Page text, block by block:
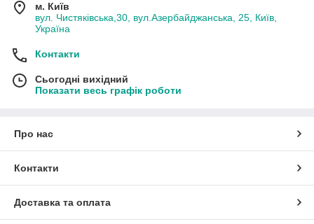
м. Київ
вул. Чистяківська,30, вул.Азербайджанська, 25, Київ,
Україна
Контакти
Сьогодні вихідний
Показати весь графік роботи
Про нас
Контакти
Доставка та оплата